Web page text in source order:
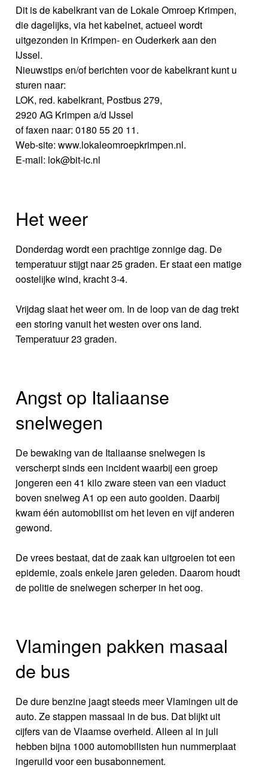
Dit is de kabelkrant van de Lokale Omroep Krimpen,
die dagelijks, via het kabelnet, actueel wordt
uitgezonden in Krimpen- en Ouderkerk aan den
IJssel.
Nieuwstips en/of berichten voor de kabelkrant kunt u
sturen naar:
LOK, red. kabelkrant, Postbus 279,
2920 AG Krimpen a/d IJssel
of faxen naar: 0180 55 20 11.
Web-site: www.lokaleomroepkrimpen.nl.
E-mail: lok@bit-ic.nl
Het weer
Donderdag wordt een prachtige zonnige dag. De
temperatuur stijgt naar 25 graden. Er staat een matige
oostelijke wind, kracht 3-4.
Vrijdag slaat het weer om. In de loop van de dag trekt
een storing vanuit het westen over ons land.
Temperatuur 23 graden.
Angst op Italiaanse
snelwegen
De bewaking van de Italiaanse snelwegen is
verscherpt sinds een incident waarbij een groep
jongeren een 41 kilo zware steen van een viaduct
boven snelweg A1 op een auto gooiden. Daarbij
kwam één automobilist om het leven en vijf anderen
gewond.
De vrees bestaat, dat de zaak kan uitgroeien tot een
epidemie, zoals enkele jaren geleden. Daarom houdt
de politie de snelwegen scherper in het oog.
Vlamingen pakken masaal
de bus
De dure benzine jaagt steeds meer Vlamingen uit de
auto. Ze stappen massaal in de bus. Dat blijkt uit
cijfers van de Vlaamse overheid. Alleen al in juli
hebben bijna 1000 automobilisten hun nummerplaat
ingeruild voor een busabonnement.